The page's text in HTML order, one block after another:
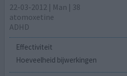
22-03-2012 | Man | 38
atomoxetine
ADHD
Effectiviteit
Hoeveelheid bijwerkingen